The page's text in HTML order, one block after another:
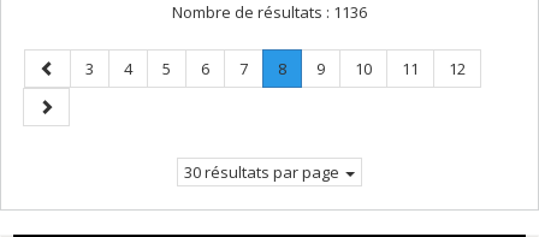
Nombre de résultats : 1136
Page
précédente
Page
3 Page
4 Page
5 Page
6 Page
7 Page
8.
Page
Page
9 Page
10 Page
11 Page
12
Page
suivante
30 résultats par page